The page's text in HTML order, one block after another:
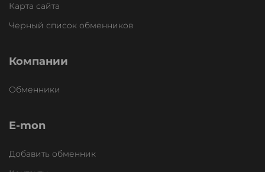
Карта сайта
Черный список обменников
Компании
Обменники
E-mon
Добавить обменник